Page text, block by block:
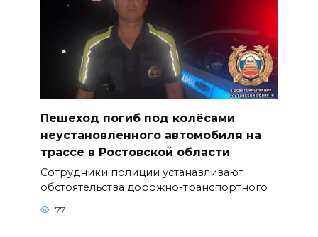
Пешеход погиб под колёсами
неустановленного автомобиля на
трассе в Ростовской области
Сотрудники полиции устанавливают
обстоятельства дорожно-транспортного
77